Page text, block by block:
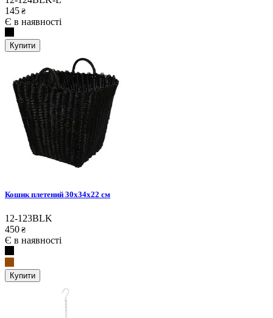
145 ₴
Є в наявності
Купити
Кошик плетений 30х34х22 см
12-123BLK
450 ₴
Є в наявності
Купити